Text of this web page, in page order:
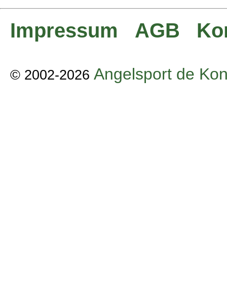
Impressum AGB
© 2002-2026 Angelsport de